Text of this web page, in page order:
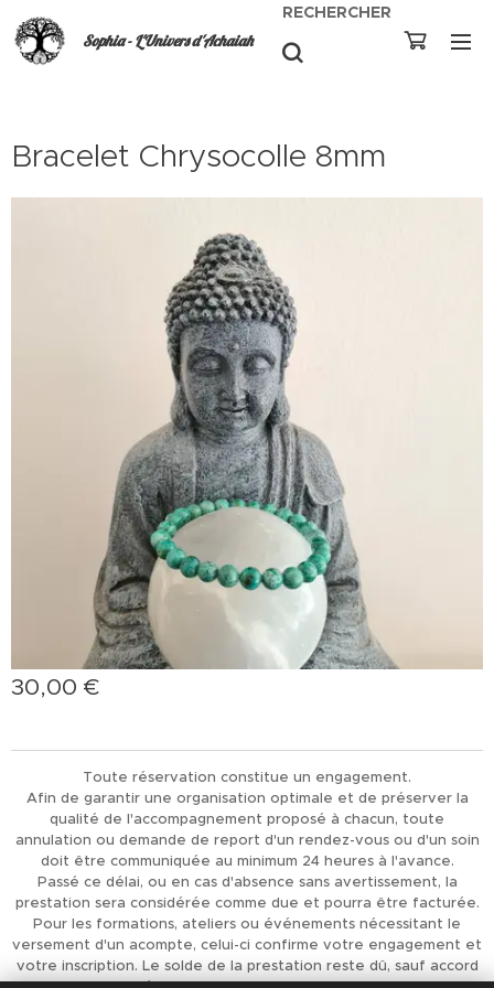
Sophia - L'Univers d'Achaiah
RECHERCHER
Bracelet Chrysocolle 8mm
30,00 €
Toute réservation constitue un engagement.
Afin de garantir une organisation optimale et de préserver la
qualité de l'accompagnement proposé à chacun, toute
annulation ou demande de report d'un rendez-vous ou d'un soin
doit être communiquée au minimum 24 heures à l'avance.
Passé ce délai, ou en cas d'absence sans avertissement, la
prestation sera considérée comme due et pourra être facturée.
Pour les formations, ateliers ou événements nécessitant le
versement d'un acompte, celui-ci confirme votre engagement et
votre inscription. Le solde de la prestation reste dû, sauf accord